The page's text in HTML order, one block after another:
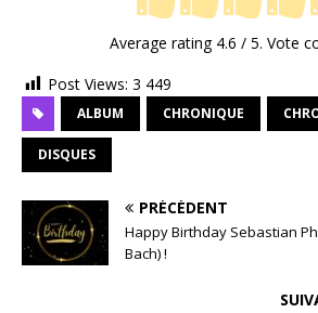
Average rating 4.6 / 5. Vote
Post Views: 3 449
ALBUM CHRONIQUE
DISQUES
PRÉCÉDENT
Happy Birthday Sebastian
Bach) !